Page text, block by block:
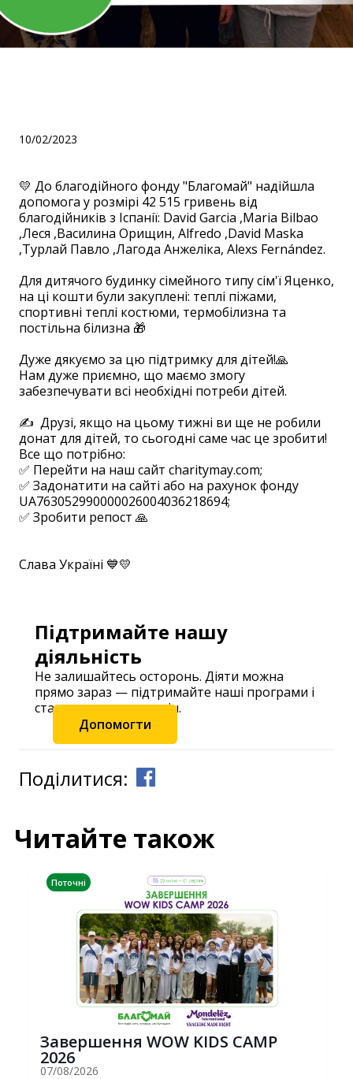
10/02/2023
💛 До благодійного фонду "Благомай" надійшла
допомога у розмірі 42 515 гривень від
благодійників з Іспанії: David Garcia ,Maria Bilbao
,Леся ,Василина Орищин, Alfredo ,David Maska
,Турлай Павло ,Лагода Анжеліка, Alexs Fernández.
Для дитячого будинку сімейного типу сім'ї Яценко,
на ці кошти були закуплені: теплі піжами,
спортивні теплі костюми, термобілизна та
постільна білизна 🎁
Дуже дякуємо за цю підтримку для дітей!🙏
Нам дуже приємно, що маємо змогу
забезпечувати всі необхідні потреби дітей.
✍ Друзі, якщо на цьому тижні ви ще не робили
донат для дітей, то сьогодні саме час це зробити!
Все що потрібно:
✅ Перейти на наш сайт charitymay.com;
✅ Задонатити на сайті або на рахунок фонду
UA763052990000026004036218694; ⠀
✅ Зробити репост 🙏
Слава Україні 💙💛
Підтримайте нашу
діяльність
Не залишайтесь осторонь. Діяти можна
прямо зараз — підтримайте наші програми і
станьте частиною змін.
Допомогти
Поділитися:
Читайте також
Поточні
Завершення WOW KIDS CAMP
2026
07/08/2026